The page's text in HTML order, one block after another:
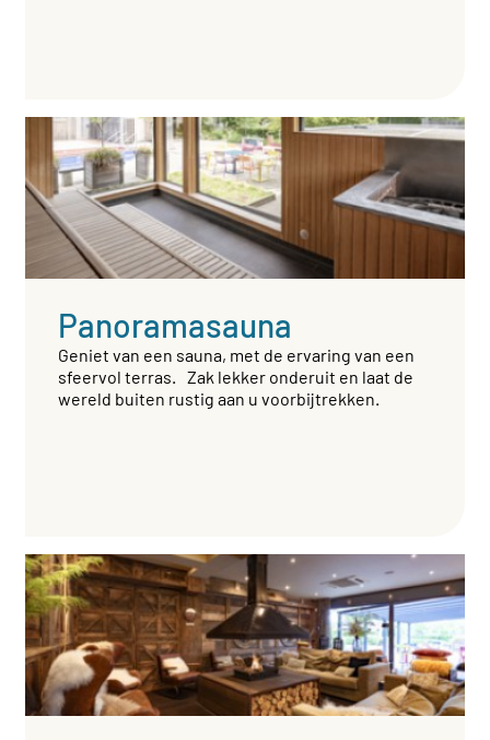
Panoramasauna
Geniet van een sauna, met de ervaring van een
sfeervol terras. Zak lekker onderuit en laat de
wereld buiten rustig aan u voorbijtrekken.